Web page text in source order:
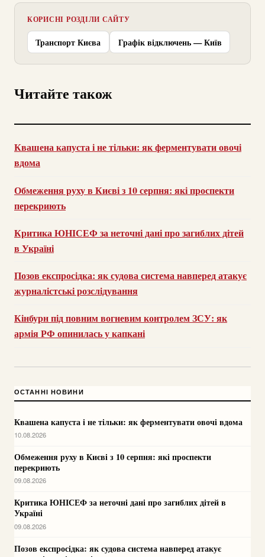
КОРИСНІ РОЗДІЛИ САЙТУ
Транспорт Києва Графік відключень — Київ
Читайте також
Квашена капуста і не тільки: як ферментувати овочі
вдома
Обмеження руху в Києві з 10 серпня: які проспекти
перекриють
Критика ЮНІСЕФ за неточні дані про загиблих дітей
в Україні
Позов експросідка: як судова система навперед атакує
журналістські розслідування
Кінбурн під повним вогневим контролем ЗСУ: як
армія РФ опинилась у капкані
ОСТАННІ НОВИНИ
Квашена капуста і не тільки: як ферментувати овочі вдома
10.08.2026
Обмеження руху в Києві з 10 серпня: які проспекти
перекриють
09.08.2026
Критика ЮНІСЕФ за неточні дані про загиблих дітей в
Україні
09.08.2026
Позов експросідка: як судова система навперед атакує